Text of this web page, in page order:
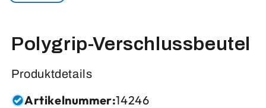
Polygrip-Verschlussbeutel
Produktdetails
Artikelnummer:14246